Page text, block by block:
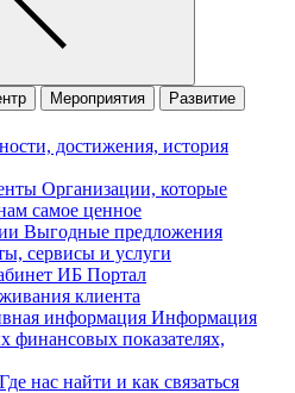
Мероприятия
Развитие
достижения, история
Организации, которые
самое ценное
Выгодные предложения
сервисы и услуги
ИБ Портал
клиента
информация Информация
финансовых показателях,
Где нас найти и как связаться